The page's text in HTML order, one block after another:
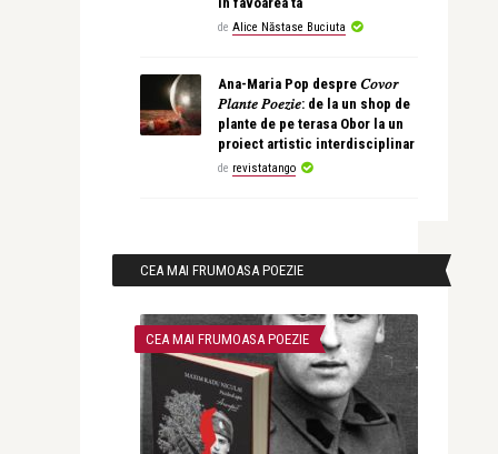
de Alice Năstase Buciuta
Ana-Maria Pop despre 𝐶𝑜𝑣𝑜𝑟
𝑃𝑙𝑎𝑛𝑡𝑒 𝑃𝑜𝑒𝑧𝑖𝑒: de la un shop de
plante de pe terasa Obor la un
proiect artistic interdisciplinar
de revistatango
CEA MAI FRUMOASA POEZIE
CEA MAI FRUMOASA POEZIE